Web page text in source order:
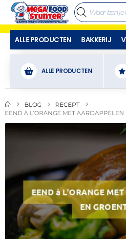
ALLE PRODUCTEN BAKKERIJ
ALLE PRODUCTEN
BLOG
RECEPT
EEND À L’ORANGE MET AARDAPPELEN